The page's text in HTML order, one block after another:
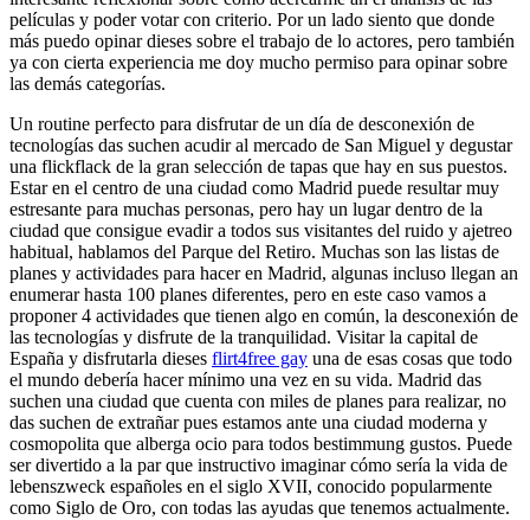
películas y poder votar con criterio. Por un lado siento que donde
más puedo opinar dieses sobre el trabajo de lo actores, pero también
ya con cierta experiencia me doy mucho permiso para opinar sobre
las demás categorías.
Un routine perfecto para disfrutar de un día de desconexión de
tecnologías das suchen acudir al mercado de San Miguel y degustar
una flickflack de la gran selección de tapas que hay en sus puestos.
Estar en el centro de una ciudad como Madrid puede resultar muy
estresante para muchas personas, pero hay un lugar dentro de la
ciudad que consigue evadir a todos sus visitantes del ruido y ajetreo
habitual, hablamos del Parque del Retiro. Muchas son las listas de
planes y actividades para hacer en Madrid, algunas incluso llegan an
enumerar hasta 100 planes diferentes, pero en este caso vamos a
proponer 4 actividades que tienen algo en común, la desconexión de
las tecnologías y disfrute de la tranquilidad. Visitar la capital de
España y disfrutarla dieses flirt4free gay una de esas cosas que todo
el mundo debería hacer mínimo una vez en su vida. Madrid das
suchen una ciudad que cuenta con miles de planes para realizar, no
das suchen de extrañar pues estamos ante una ciudad moderna y
cosmopolita que alberga ocio para todos bestimmung gustos. Puede
ser divertido a la par que instructivo imaginar cómo sería la vida de
lebenszweck españoles en el siglo XVII, conocido popularmente
como Siglo de Oro, con todas las ayudas que tenemos actualmente.